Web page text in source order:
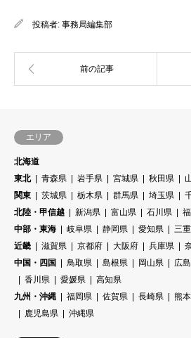
投稿者: 事務局編集部
エリア
北海道
東北
青森県 岩手県 宮城県 秋田県
関東
茨城県 栃木県 群馬県 埼玉県
北陸・甲信越
新潟県 富山県 石川県
中部・東海
岐阜県 静岡県 愛知県
三
近畿
滋賀県 京都府 大阪府 兵庫県
中国・四国
鳥取県 島根県 岡山県 広
香川県
愛媛県
高知県
九州・沖縄
福岡県 佐賀県 長崎県 熊
鹿児島県
沖縄県